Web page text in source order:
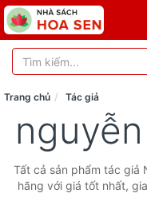
Trang chủ Tác giả
Tất cả sản phẩm tác giả
hãng với giá tốt nhất,